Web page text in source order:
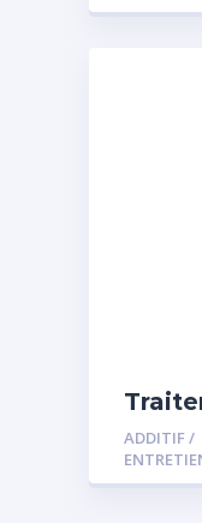
ADDITIF /